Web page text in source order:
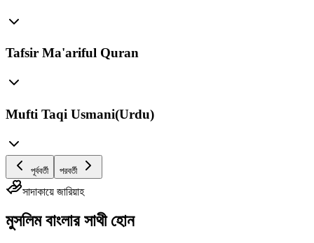
Tafsir Ma'ariful Quran
Mufti Taqi Usmani(Urdu)
পূর্ববর্তী পরবর্তী
সাদাকায়ে জারিয়াহ
মুসলিম বাংলার সাথী হোন